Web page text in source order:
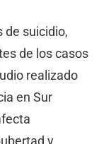
de suicidio,
de los casos
realizado
en Sur
y